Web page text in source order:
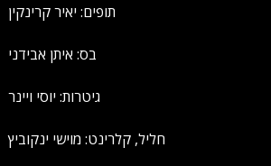
תופים: יאיר קרינקין
בס: איתן אבידני
גיטרות: יוסי ויינר
חליל, קלרינט: מוישי ינקוביץ